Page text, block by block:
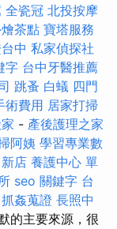
全瓷冠 北投按摩
茶點 寶塔服務
中 私家偵探社
字 台中牙醫推薦
跳蚤 白蟻 四門
術費用 居家打掃
- 產後護理之家
阿姨 學習專業數
店 養護中心 單
seo 關鍵字 台
抓姦蒐證 長照中
的主要來源，很